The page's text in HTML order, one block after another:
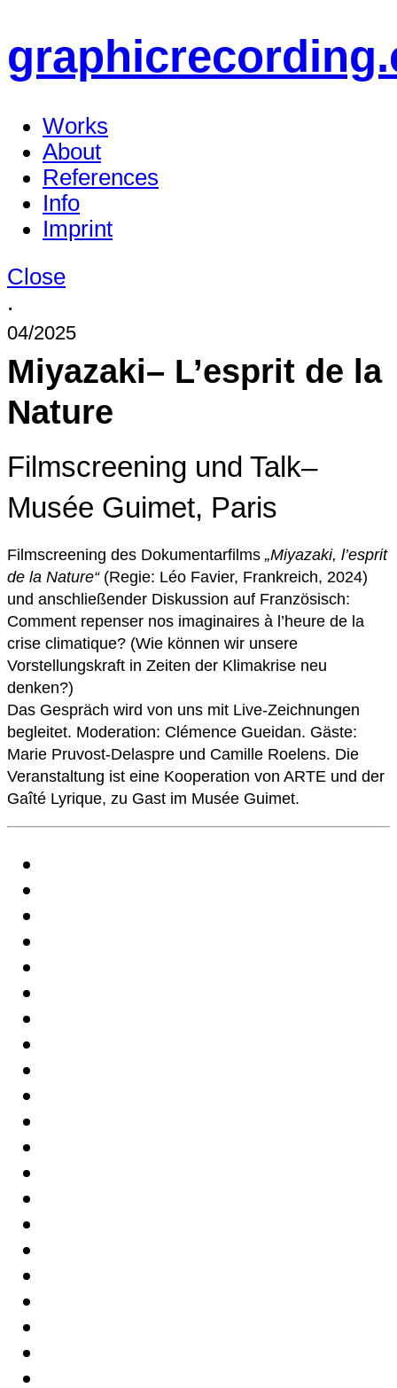
Works
About
References
Info
Imprint
Close
.
04/2025
Miyazaki– L’esprit de la
Nature
Filmscreening und Talk–
Musée Guimet, Paris
Filmscreening des Dokumentarfilms „Miyazaki, l’esprit
de la Nature“(Regie: Léo Favier, Frankreich, 2024)
und anschließender Diskussion auf Französisch:
Comment repenser nos imaginaires à l’heure de la
crise climatique? (Wie können wir unsere
Vorstellungskraft in Zeiten der Klimakrise neu
denken?)
Das Gespräch wird von uns mit Live-Zeichnungen
begleitet. Moderation: Clémence Gueidan. Gäste:
Marie Pruvost-Delaspre und Camille Roelens. Die
Veranstaltung ist eine Kooperation von ARTE und der
Gaîté Lyrique, zu Gast im Musée Guimet.